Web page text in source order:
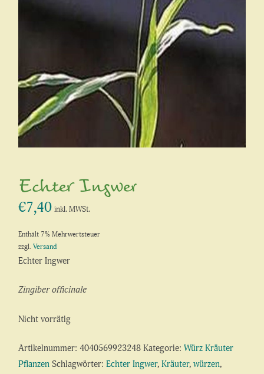
Echter Ingwer
€7,40 inkl. MWSt.
Enthält 7% Mehrwertsteuer
zzgl.Versand
Echter Ingwer
Zingiber officinale
Nicht vorrätig
Artikelnummer:4040569923248 Kategorie:Würz Kräuter
Pflanzen Schlagwörter:Echter Ingwer,Kräuter,würzen,